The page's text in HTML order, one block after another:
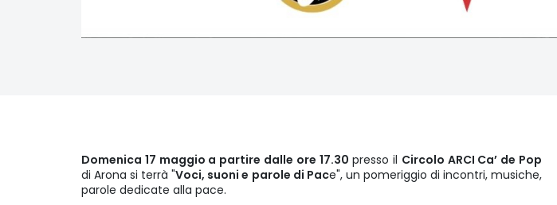
Domenica 17 maggio a partire dalle ore 17.30 presso il Circolo ARCI Ca’ de Pop
di Arona si terrà "Voci, suoni e parole di Pace", un pomeriggio di incontri, musiche,
parole dedicate alla pace.